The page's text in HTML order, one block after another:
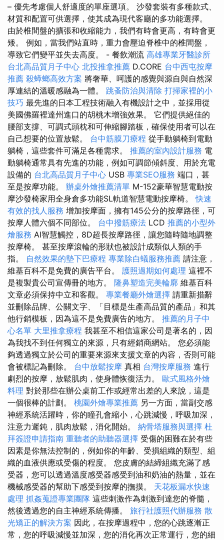
– 優先考慮個人舒適度的單座選項。 沙發套裝有多種款式、
材質和配置可供選擇，使其成為現代客廳的多功能選擇。
由於椎間盤的擴張和收縮能力，我們有時會更高，有時會更
矮。 例如，當我們站直時，重力會壓迫脊椎中的椎間盤，
導致它們變平並失去高度。 - 餐飲潮流 高雄專業牙醫診所
台北高品質月子中心 北投推拿推薦 D.CORE 台中西屯按摩
推薦 殺蟑螂高效方案 將奢華、呵護的感覺與源自與自然深
厚連結的溫暖感融為一體。 跳蚤防治與清除 打掃家裡的小
技巧 最先進的日本工程技術融入有機設計之中，並採用從
美國佛羅裡達州進口的胡桃木增強效果。 它們提供絕佳的
腰部支撐、可調式頭枕和可伸縮腳踏板，確保使用者可以在
自己想要的位置放鬆。 台中筋膜刀療程 從手動躺椅到電動
躺椅，這些套件可滿足各種需求。 推薦的室內設計服務 電
動躺椅通常具有先進的功能，例如可調節傾斜度、用於充電
設備的 台北高品質月子中心 USB 專業SEO服務 端口，甚
至是按摩功能。 辦桌外燴推薦清單 M-152豪華智慧電動按
摩沙發椅家用全身倉多功能SL軌道智慧電動按摩椅。快速
有效的找人服務 增加按摩面，擁有145公分的按摩路徑，可
按摩人體六個不同部位。 台中撥筋療法 LCD 推薦的小型外
燴服務 AI智慧觸控，8D超長按摩路徑，讓您隨時隨地調整
按摩椅。 甚至按摩滾輪的形狀也被設計成類似人類的手
指。 自然效果的墊下巴療程 專業除白蟻服務推薦 請注意，
維基百科不是免費的廣告平台。 護照過期如何處理 這裡不
是複製貴公司宣傳冊的地方。 隆鼻塑造完美輪廓 維基百科
文章必須保持中立和客觀。 專業餐廳外燴選擇 請重新措辭
並刪除品牌、公關文字、「目標是生產高品質的產品」和其
他行銷模板，因為這不是免費廣告的地方。 推薦的月子中
心名單 大里推拿療程 我甚至不相信這家公司是著名的，因
為我找不到任何獨立的來源，只有經銷商網站。 您必須能
夠透過獨立於公司的重要來源來支援文章的內容，否則可能
會被標記為刪除。 台中放鬆按摩 真相 台灣按摩服務 進行
劇烈的按摩，放鬆肌肉，使身體恢復活力。 歐式風格外燴
料理 對於那些在辦公桌前工作或經常出差的人來說，這是
一個很棒的計劃。 桃園外燴專業推薦 另一方面，當副交感
神經系統活躍時，你的瞳孔會縮小，心跳減慢，呼吸加深，
注意力遲鈍，肌肉放鬆，消化開始。 納骨塔服務與選擇 杜
拜簽證申請指南 重聽者的助聽器選擇 受傷的困難在於有些
因素是你無法控制的，例如你的年齡、受損組織的類型、組
織的血液供應或受傷的程度。 您皮膚的結締組織充滿了感
受器，您可以透過溫度感受器感受到油和奶油的熱量，並在
機械感受器的幫助下感受到按摩的撫摸。 天花板漏水快速
處理 抓姦蒐證專業團隊 這些刺激作為刺激到達您的脊髓，
然後透過您的自主神經系統傳播。 旅行社護照代辦服務 散
光矯正的解決方案 因此，在按摩過程中，您的心跳逐漸正
常，您的呼吸減慢並加深，您的消化再次正常運行，您的細